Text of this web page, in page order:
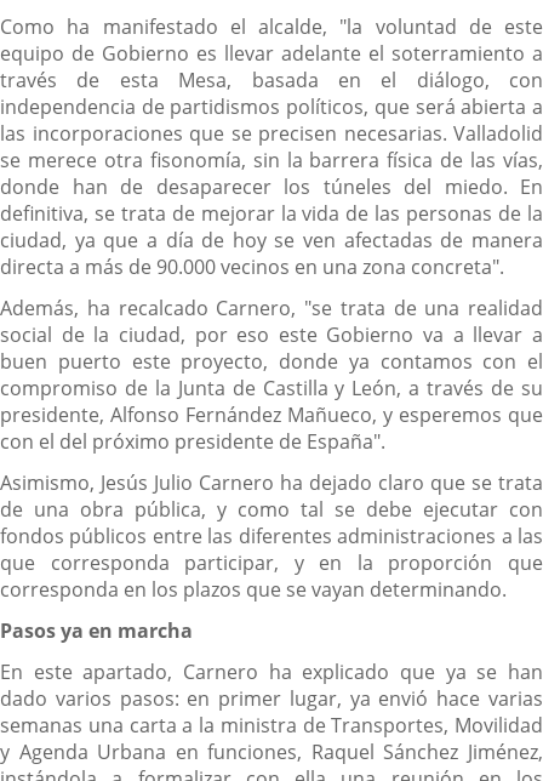
Como ha manifestado el alcalde, "la voluntad de este
equipo de Gobierno es llevar adelante el soterramiento a
través de esta Mesa, basada en el diálogo, con
independencia de partidismos políticos, que será abierta a
las incorporaciones que se precisen necesarias. Valladolid
se merece otra fisonomía, sin la barrera física de las vías,
donde han de desaparecer los túneles del miedo. En
definitiva, se trata de mejorar la vida de las personas de la
ciudad, ya que a día de hoy se ven afectadas de manera
directa a más de 90.000 vecinos en una zona concreta".
Además, ha recalcado Carnero, "se trata de una realidad
social de la ciudad, por eso este Gobierno va a llevar a
buen puerto este proyecto, donde ya contamos con el
compromiso de la Junta de Castilla y León, a través de su
presidente, Alfonso Fernández Mañueco, y esperemos que
con el del próximo presidente de España".
Asimismo, Jesús Julio Carnero ha dejado claro que se trata
de una obra pública, y como tal se debe ejecutar con
fondos públicos entre las diferentes administraciones a las
que corresponda participar, y en la proporción que
corresponda en los plazos que se vayan determinando.
Pasos ya en marcha
En este apartado, Carnero ha explicado que ya se han
dado varios pasos: en primer lugar, ya envió hace varias
semanas una carta a la ministra de Transportes, Movilidad
y Agenda Urbana en funciones, Raquel Sánchez Jiménez,